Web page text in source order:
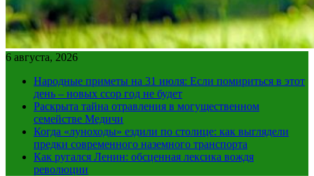
6 августа, 2026
Народные приметы на 31 июля: Если помириться в этот
день – новых ссор год не будет
Раскрыта тайна отравления в могущественном
семействе Медичи
Когда «луноходы» ездили по столице: как выглядели
предки современного наземного транспорта
Как ругался Ленин: обсценная лексика вождя
революции